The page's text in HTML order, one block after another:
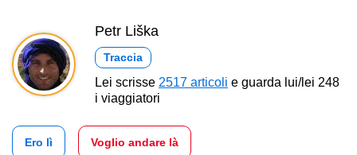
Petr Liška
Traccia
Lei scrisse 2517 articoli e guarda lui/lei 248
i viaggiatori
Ero lì Voglio andare là